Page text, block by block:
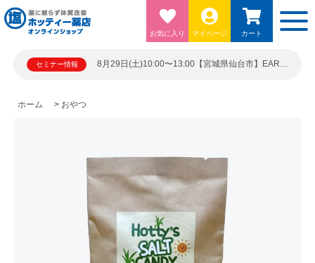
お気に入り マイページ カート
セミナー情報 8月29日(土)10:00〜13:00【宮城県仙台市】EARTH BLUE 仙台勾当台ビル5階シード21 宮城県仙台市青葉区上杉１丁目６－１０
ホーム > おやつ